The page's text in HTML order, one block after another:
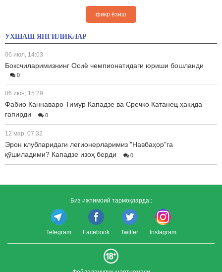
фикр ёзиш
ЎХШАШ ЯНГИЛИКЛАР
06 июл, 14:03
Боксчиларимизнинг Осиё чемпионатидаги юриши бошланди
0
06 июн, 15:29
Фабио Каннаваро Тимур Кападзе ва Сречко Катанец ҳақида
гапирди
0
12 мар, 07:32
Эрон клубларидаги легионерларимиз "Навбаҳор"га
қўшиладими? Кападзе изоҳ берди
0
Биз ижтимоий тармоқларда::
Telegram Facebook Twitter Instagram